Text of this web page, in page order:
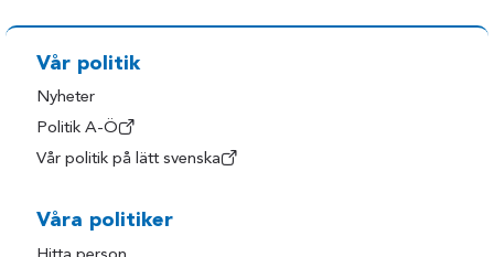
Vår politik
Nyheter
Politik A-Ö
Vår politik på lätt svenska
Våra politiker